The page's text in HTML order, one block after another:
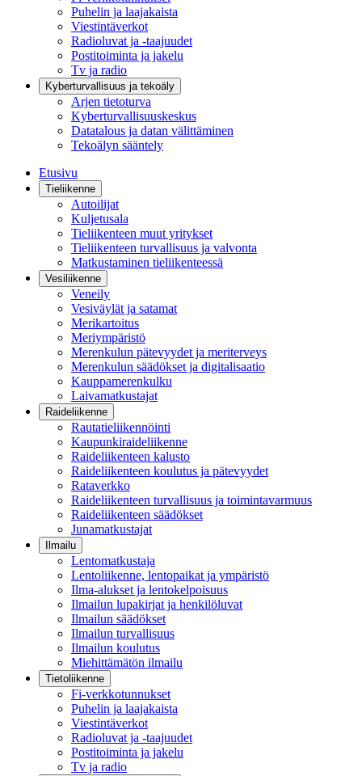
Puhelin ja laajakaista
Viestintäverkot
Radioluvat ja -taajuudet
Postitoiminta ja jakelu
Tv ja radio
Kyberturvallisuus ja tekoäly
Arjen tietoturva
Kyberturvallisuuskeskus
Datatalous ja datan välittäminen
Tekoälyn sääntely
Etusivu
Tieliikenne
Autoilijat
Kuljetusala
Tieliikenteen muut yritykset
Tieliikenteen turvallisuus ja valvonta
Matkustaminen tieliikenteessä
Vesiliikenne
Veneily
Vesiväylät ja satamat
Merikartoitus
Meriympäristö
Merenkulun pätevyydet ja meriterveys
Merenkulun säädökset ja digitalisaatio
Kauppamerenkulku
Laivamatkustajat
Raideliikenne
Rautatieliikennöinti
Kaupunkiraideliikenne
Raideliikenteen kalusto
Raideliikenteen koulutus ja pätevyydet
Rataverkko
Raideliikenteen turvallisuus ja toimintavarmuus
Raideliikenteen säädökset
Junamatkustajat
Ilmailu
Lentomatkustaja
Lentoliikenne, lentopaikat ja ympäristö
Ilma-alukset ja lentokelpoisuus
Ilmailun lupakirjat ja henkilöluvat
Ilmailun säädökset
Ilmailun turvallisuus
Ilmailun koulutus
Miehittämätön ilmailu
Tietoliikenne
Fi-verkkotunnukset
Puhelin ja laajakaista
Viestintäverkot
Radioluvat ja -taajuudet
Postitoiminta ja jakelu
Tv ja radio